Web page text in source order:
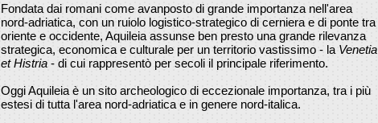
Fondata dai romani come avanposto di grande importanza nell'area
nord-adriatica, con un ruiolo logistico-strategico di cerniera e di ponte tra
oriente e occidente, Aquileia assunse ben presto una grande rilevanza
strategica, economica e culturale per un territorio vastissimo - la Venetia
et Histria - di cui rappresentò per secoli il principale riferimento.
Oggi Aquileia è un sito archeologico di eccezionale importanza, tra i più
estesi di tutta l'area nord-adriatica e in genere nord-italica.